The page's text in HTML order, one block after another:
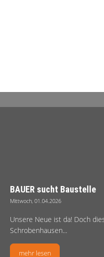
BAUER sucht Baustelle
Mittwoch, 01.04.2026
Unsere Neue ist da! Doch
Schrobenhausen...
mehr lesen